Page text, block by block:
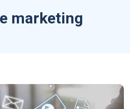
marketing